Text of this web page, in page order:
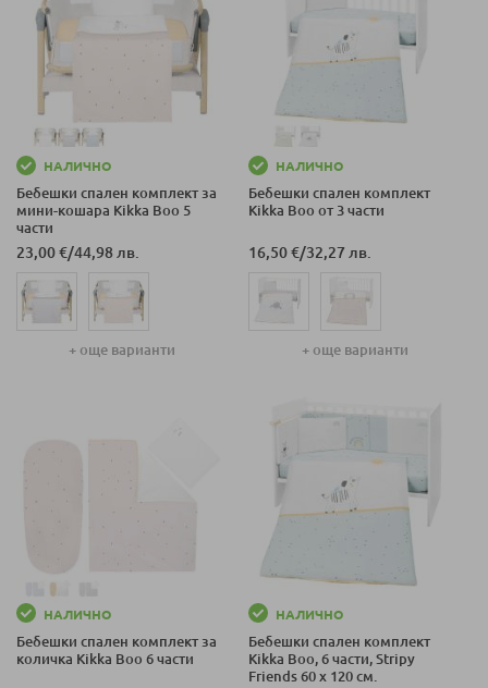
НАЛИЧНО
Бебешки спален комплект за
мини-кошара Kikka Boo 5
части
23,00 €/44,98 лв.
+ още варианти
НАЛИЧНО
Бебешки спален комплект
Kikka Boo от 3 части
16,50 €/32,27 лв.
+ още варианти
НАЛИЧНО
Бебешки спален комплект за
количка Kikka Boo 6 части
НАЛИЧНО
Бебешки спален комплект
Kikka Boo, 6 части, Stripy
Friends 60 x 120 см.